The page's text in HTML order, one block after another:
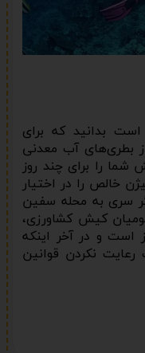
بدانید که برای
بطری‌های آب معدنی
شما را برای چند روز
خالص را در اختیار
سری به محله سفین
کیش کشاورزی،
است و در آخر اینکه
نکردن قوانین